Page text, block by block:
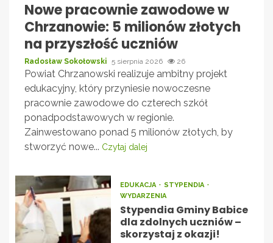
Nowe pracownie zawodowe w
Chrzanowie: 5 milionów złotych
na przyszłość uczniów
Radosław Sokołowski 5 sierpnia 2026 26
Powiat Chrzanowski realizuje ambitny projekt
edukacyjny, który przyniesie nowoczesne
pracownie zawodowe do czterech szkół
ponadpodstawowych w regionie.
Zainwestowano ponad 5 milionów złotych, by
stworzyć nowe... Czytaj dalej
EDUKACJA
STYPENDIA
WYDARZENIA
Stypendia Gminy Babice
dla zdolnych uczniów –
skorzystaj z okazji!